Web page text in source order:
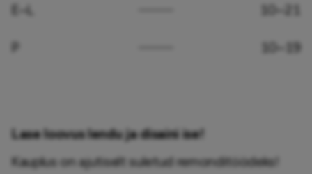
E–L 10–21
P 10–19
Lase loovus lendu ja disaini ise!
Kauplus on ajutiselt suletud remonditöödeks!